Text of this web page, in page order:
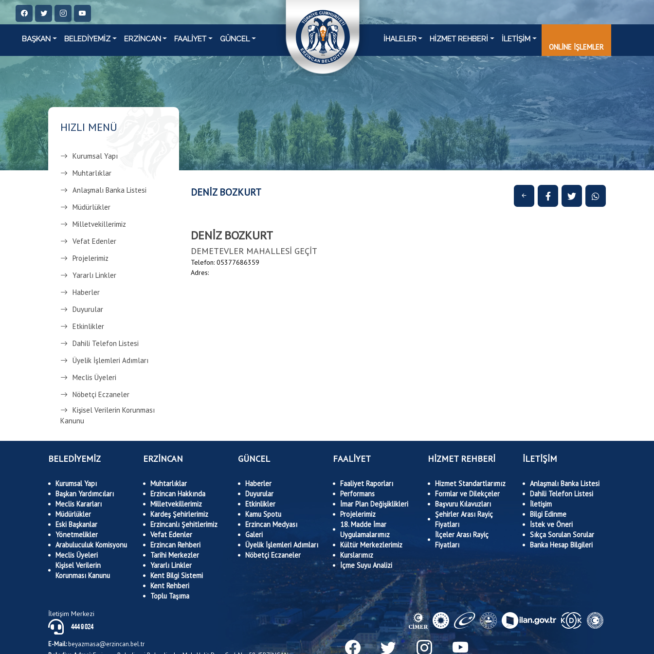
BAŞKAN BELEDİYEMİZ ERZİNCAN FAALİYET GÜNCEL İHALELER HİZMET REHBERİ İLETİŞİM
ONLİNE İŞLEMLER
HIZLI MENÜ
Kurumsal Yapı
Muhtarlıklar
Anlaşmalı Banka Listesi
Müdürlükler
Milletvekillerimiz
Vefat Edenler
Projelerimiz
Yararlı Linkler
Haberler
Duyurular
Etkinlikler
Dahili Telefon Listesi
Üyelik İşlemleri Adımları
Meclis Üyeleri
Nöbetçi Eczaneler
Kişisel Verilerin Korunması
Kanunu
DENİZ BOZKURT
DENİZ BOZKURT
DEMETEVLER MAHALLESİ GEÇİT
Telefon: 05377686359
Adres:
BELEDİYEMİZ
Kurumsal Yapı
Başkan Yardımcıları
Meclis Kararları
Müdürlükler
Eski Başkanlar
Yönetmelikler
Arabuluculuk Komisyonu
Meclis Üyeleri
Kişisel Verilerin
Korunması Kanunu
ERZİNCAN
Muhtarlıklar
Erzincan Hakkında
Milletvekillerimiz
Kardeş Şehirlerimiz
Erzincanlı Şehitlerimiz
Vefat Edenler
Erzincan Rehberi
Tarihi Merkezler
Yararlı Linkler
Kent Bilgi Sistemi
Kent Rehberi
Toplu Taşıma
GÜNCEL
Haberler
Duyurular
Etkinlikler
Kamu Spotu
Erzincan Medyası
Galeri
Üyelik İşlemleri Adımları
Nöbetçi Eczaneler
FAALİYET
Faaliyet Raporları
Performans
İmar Plan Değişiklikleri
Projelerimiz
18. Madde İmar
Uygulamalarımız
Kültür Merkezlerimiz
Kurslarımız
İçme Suyu Analizi
HİZMET REHBERİ
Hizmet Standartlarımız
Formlar ve Dilekçeler
Başvuru Kılavuzları
Şehirler Arası Rayiç
Fiyatları
İlçeler Arası Rayiç
Fiyatları
İLETİŞİM
Anlaşmalı Banka Listesi
Dahili Telefon Listesi
İletişim
Bilgi Edinme
İstek ve Öneri
Sıkça Sorulan Sorular
Banka Hesap Bilgileri
İletişim Merkezi
444 9 024
E-Mail:beyazmasa@erzincan.bel.tr